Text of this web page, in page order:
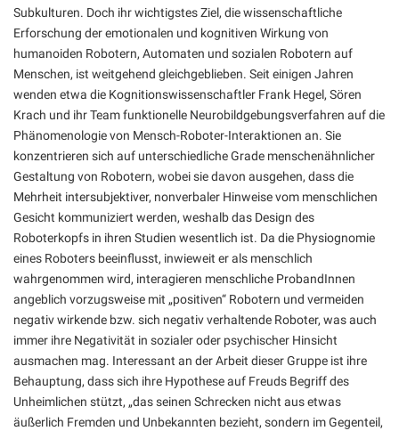
Subkulturen. Doch ihr wichtigstes Ziel, die wissenschaftliche
Erforschung der emotionalen und kognitiven Wirkung von
humanoiden Robotern, Automaten und sozialen Robotern auf
Menschen, ist weitgehend gleichgeblieben. Seit einigen Jahren
wenden etwa die Kognitionswissenschaftler Frank Hegel, Sören
Krach und ihr Team funktionelle Neurobildgebungsverfahren auf die
Phänomenologie von Mensch-Roboter-Interaktionen an. Sie
konzentrieren sich auf unterschiedliche Grade menschenähnlicher
Gestaltung von Robotern, wobei sie davon ausgehen, dass die
Mehrheit intersubjektiver, nonverbaler Hinweise vom menschlichen
Gesicht kommuniziert werden, weshalb das Design des
Roboterkopfs in ihren Studien wesentlich ist. Da die Physiognomie
eines Roboters beeinflusst, inwieweit er als menschlich
wahrgenommen wird, interagieren menschliche ProbandInnen
angeblich vorzugsweise mit „positiven“ Robotern und vermeiden
negativ wirkende bzw. sich negativ verhaltende Roboter, was auch
immer ihre Negativität in sozialer oder psychischer Hinsicht
ausmachen mag. Interessant an der Arbeit dieser Gruppe ist ihre
Behauptung, dass sich ihre Hypothese auf Freuds Begriff des
Unheimlichen stützt, „das seinen Schrecken nicht aus etwas
äußerlich Fremden und Unbekannten bezieht, sondern im Gegenteil,